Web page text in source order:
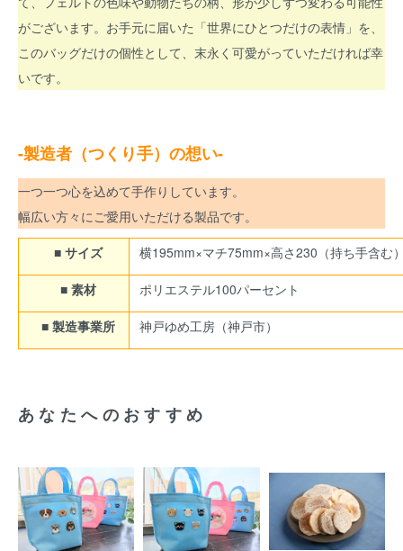
がございます。お手元に届いた「世界にひとつだけの表情」を、
このバッグだけの個性として、末永く可愛がっていただければ幸
いです。
-製造者（つくり手）の想い-
一つ一つ心を込めて手作りしています。
幅広い方々にご愛用いただける製品です。
■ サイズ
横195mm×マチ75mm×高さ230（持ち手含
■ 素材 ポリエステル100パーセント
■ 製造事業所 神戸ゆめ工房（神戸市）
あなたへのおすすめ